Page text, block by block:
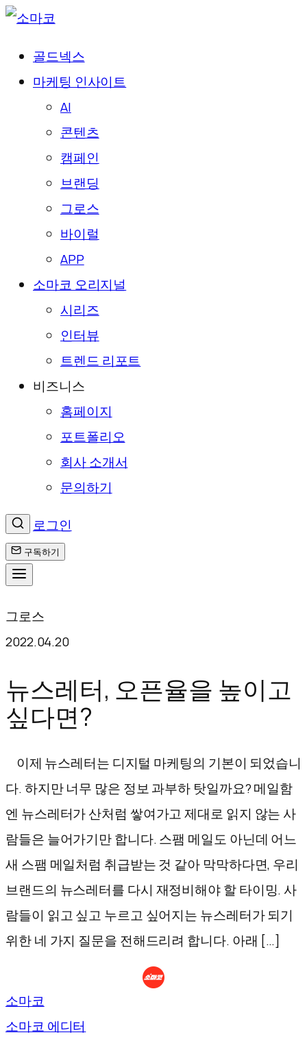
골드넥스
마케팅 인사이트
AI
콘텐츠
캠페인
브랜딩
그로스
바이럴
APP
소마코 오리지널
시리즈
인터뷰
트렌드 리포트
비즈니스
홈페이지
포트폴리오
회사 소개서
문의하기
로그인
구독하기
텐
츠
로
바
로
기
그로스
2022.04.20
뉴스레터, 오픈율을 높이고
싶다면?
이제 뉴스레터는 디지털 마케팅의 기본이 되었습니
다. 하지만 너무 많은 정보 과부하 탓일까요? 메일함
엔 뉴스레터가 산처럼 쌓여가고 제대로 읽지 않는 사
람들은 늘어가기만 합니다. 스팸 메일도 아닌데 어느
새 스팸 메일처럼 취급받는 것 같아 막막하다면, 우리
브랜드의 뉴스레터를 다시 재정비해야 할 타이밍. 사
람들이 읽고 싶고 누르고 싶어지는 뉴스레터가 되기
위한 네 가지 질문을 전해드리려 합니다. 아래 […]
소마코
소마코 에디터